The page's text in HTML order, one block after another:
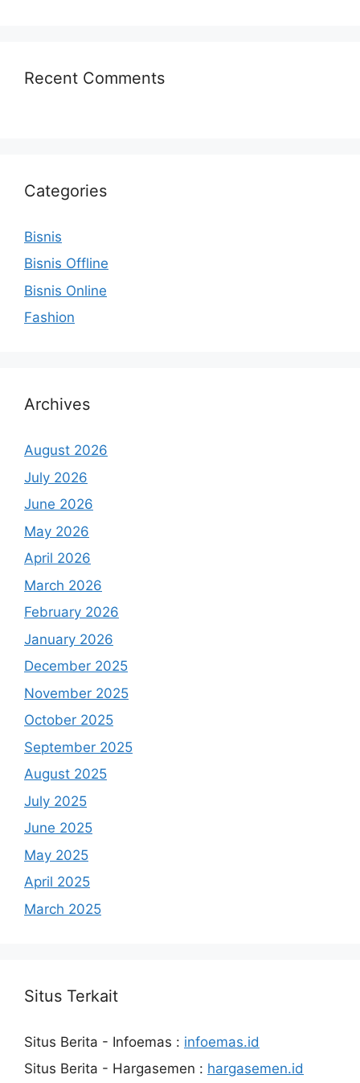
Recent Comments
Categories
Bisnis
Bisnis Offline
Bisnis Online
Fashion
Archives
August 2026
July 2026
June 2026
May 2026
April 2026
March 2026
February 2026
January 2026
December 2025
November 2025
October 2025
September 2025
August 2025
July 2025
June 2025
May 2025
April 2025
March 2025
Situs Terkait
Situs Berita - Infoemas : infoemas.id
Situs Berita - Hargasemen : hargasemen.id